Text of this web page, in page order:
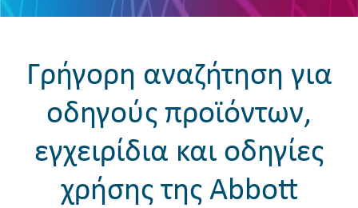
Γρήγορη αναζήτηση για
οδηγούς προϊόντων,
εγχειρίδια και οδηγίες
χρήσης της Abbott